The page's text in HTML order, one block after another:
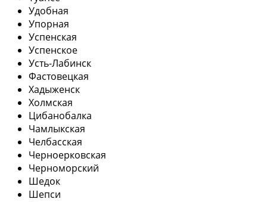
Удобная
Упорная
Успенская
Успенское
Усть-Лабинск
Фастовецкая
Хадыженск
Холмская
Цибанобалка
Чамлыкская
Челбасская
Черноерковская
Черноморский
Шедок
Шепси